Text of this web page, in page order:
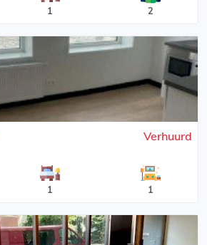
1 2
Verhuurd
1 1